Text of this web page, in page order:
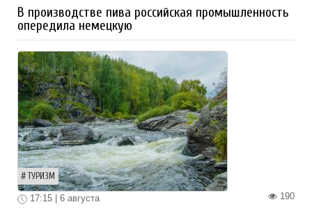
В производстве пива российская промышленность
опередила немецкую
ТУРИЗМ
190
17:15 | 6 августа